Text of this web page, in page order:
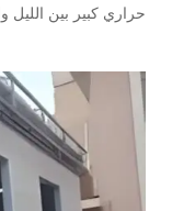
حراري كبير بين الليل